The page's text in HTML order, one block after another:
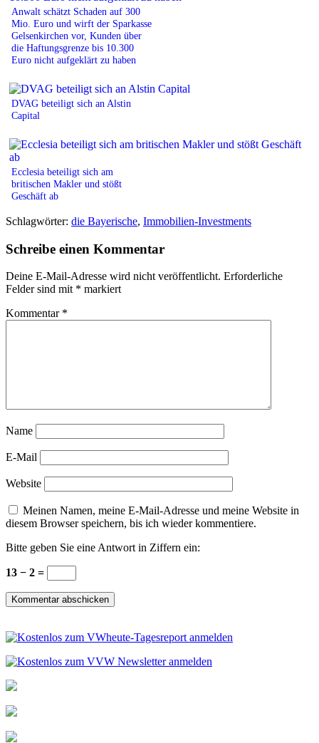
Anwalt schätzt Schaden auf 300
Mio. Euro und wirft der Sparkasse
Gelsenkirchen vor, Kunden über
die Haftungsgrenze bis 10.300
Euro nicht aufgeklärt zu haben
DVAG beteiligt sich an Alstin
Capital
Ecclesia beteiligt sich am
britischen Makler und stößt
Geschäft ab
Schlagwörter: die Bayerische, Immobilien-Investments
Schreibe einen Kommentar
Deine E-Mail-Adresse wird nicht veröffentlicht. Erforderliche
Felder sind mit * markiert
Kommentar *
Name
E-Mail
Website
Meinen Namen, meine E-Mail-Adresse und meine Website in
diesem Browser speichern, bis ich wieder kommentiere.
Bitte geben Sie eine Antwort in Ziffern ein:
13 − 2 =